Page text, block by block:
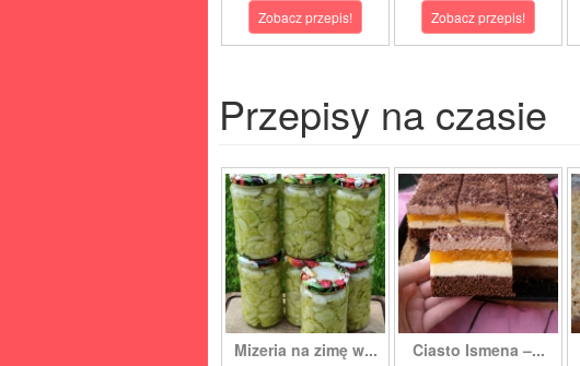
Zobacz przepis! Zobacz przepis!
Przepisy na czasie
Mizeria na zimę w... Ciasto Ismena –...